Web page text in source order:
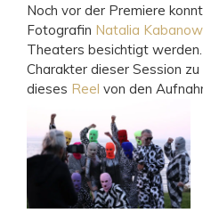
Noch vor der Premiere
Fotografin Natalia Kabanow
Theaters besichtigt
Charakter dieser Session
dieses Reel von den